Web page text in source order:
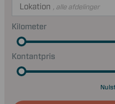
Kontantpris
Kilometer
Lokation , alle afdelinger